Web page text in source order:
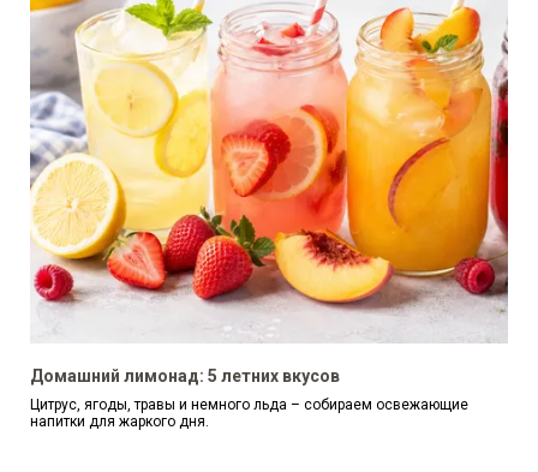
Домашний лимонад: 5 летних вкусов
Цитрус, ягоды, травы и немного льда – собираем освежающие
напитки для жаркого дня.